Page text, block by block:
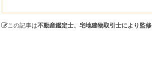
この記事は不動産鑑定士、宅地建物取引士により監修